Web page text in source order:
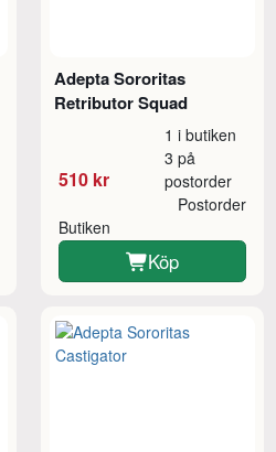
Adepta Sororitas
Retributor Squad
510 kr
1 i butiken
3 på
postorder
Butiken
Postorder
Köp